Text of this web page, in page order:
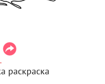
раскраска